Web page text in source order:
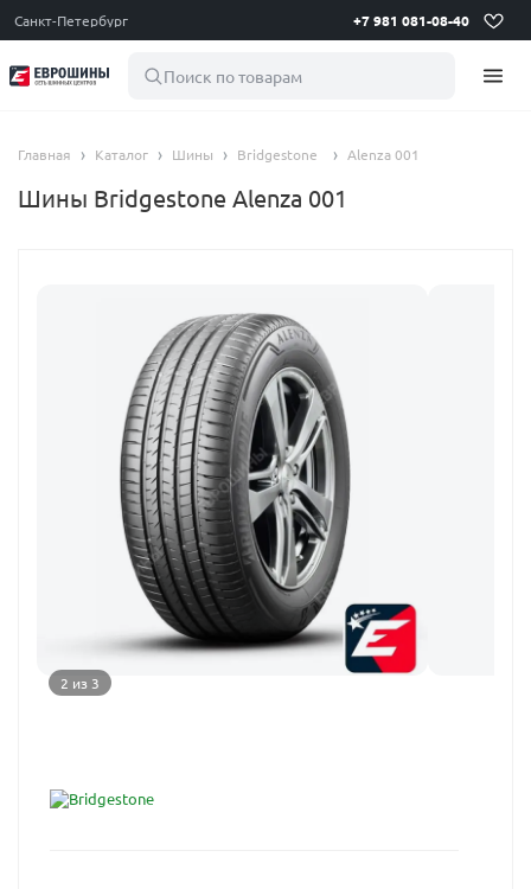
Санкт-Петербург +7 981 081-08-40
Поиск по товарам
Главная Каталог Шины Bridgestone Alenza 001
Шины Bridgestone Alenza 001
2 из 3